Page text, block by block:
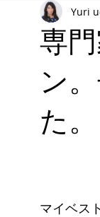
スキンケア 靴に
フットウェア
メンズ脱毛サロンノー
専
ン
た。
Yuri
マイベス